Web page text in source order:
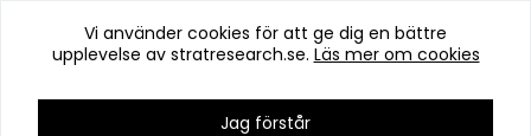
Vi använder cookies för att ge dig en bättre
upplevelse av stratresearch.se. Läs mer om cookies
Jag förstår